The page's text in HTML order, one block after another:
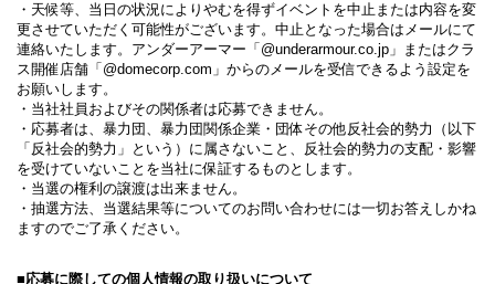
・天候等、当日の状況によりやむを得ずイベントを中止または内容を変
更させていただく可能性がございます。中止となった場合はメールにて
連絡いたします。アンダーアーマー「@underarmour.co.jp」またはクラ
ス開催店舗「@domecorp.com」からのメールを受信できるよう設定を
お願いします。
・当社社員およびその関係者は応募できません。
・応募者は、暴力団、暴力団関係企業・団体その他反社会的勢力（以下
「反社会的勢力」という）に属さないこと、反社会的勢力の支配・影響
を受けていないことを当社に保証するものとします。
・当選の権利の譲渡は出来ません。
・抽選方法、当選結果等についてのお問い合わせには一切お答えしかね
ますのでご了承ください。
■応募に際しての個人情報の取り扱いについて